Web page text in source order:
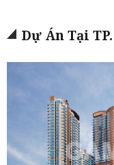
Dự Án Tại